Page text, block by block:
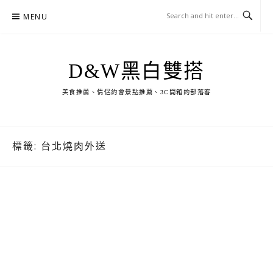
MENU
D&W黑白雙搭
美食推薦、情侶約會景點推薦、3C開箱的部落客
標籤: 台北燒肉外送